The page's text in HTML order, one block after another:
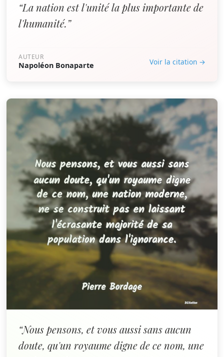
“La nation est l'unité la plus importante de
l'humanité.”
AUTEUR
Napoléon Bonaparte Voir la citation →
“Nous pensons, et vous aussi sans aucun
doute, qu'un royaume digne de ce nom, une